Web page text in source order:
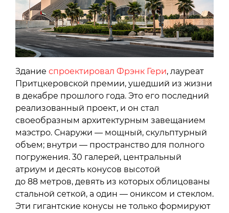
Здание спроектировал Фрэнк Гери, лауреат
Притцкеровской премии, ушедший из жизни
в декабре прошлого года. Это его последний
реализованный проект, и он стал
своеобразным архитектурным завещанием
маэстро. Снаружи — мощный, скульптурный
объем; внутри — пространство для полного
погружения. 30 галерей, центральный
атриум и десять конусов высотой
до 88 метров, девять из которых облицованы
стальной сеткой, а один — ониксом и стеклом.
Эти гигантские конусы не только формируют